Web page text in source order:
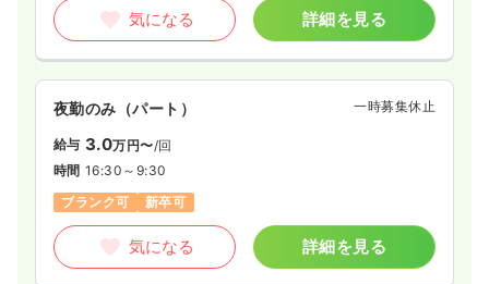
気になる 詳細を見る
夜勤のみ（パート） 一時募集休止
給与 3.0万円〜/回
時間 16:30～9:30
ブランク可
新卒可
気になる 詳細を見る